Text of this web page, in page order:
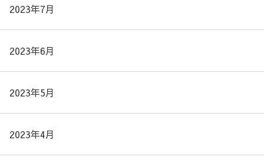
2023年7月
2023年6月
2023年5月
2023年4月